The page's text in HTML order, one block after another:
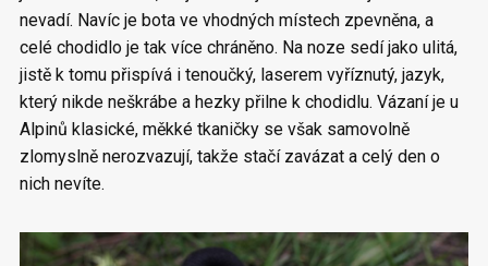
nevadí. Navíc je bota ve vhodných místech zpevněna, a
celé chodidlo je tak více chráněno. Na noze sedí jako ulitá,
jistě k tomu přispívá i tenoučký, laserem vyříznutý, jazyk,
který nikde neškrábe a hezky přilne k chodidlu. Vázaní je u
Alpinů klasické, měkké tkaničky se však samovolně
zlomyslně nerozvazují, takže stačí zavázat a celý den o
nich nevíte.